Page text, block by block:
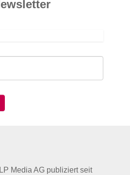
Media AG publiziert seit